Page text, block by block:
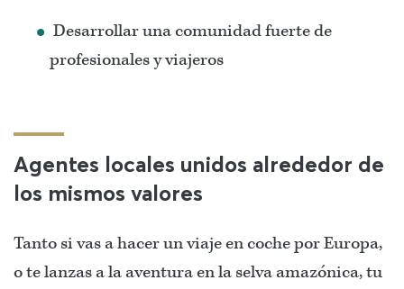
Desarrollar una comunidad fuerte de
profesionales y viajeros
Agentes locales unidos alrededor de
los mismos valores
Tanto si vas a hacer un viaje en coche por Europa,
o te lanzas a la aventura en la selva amazónica, tu